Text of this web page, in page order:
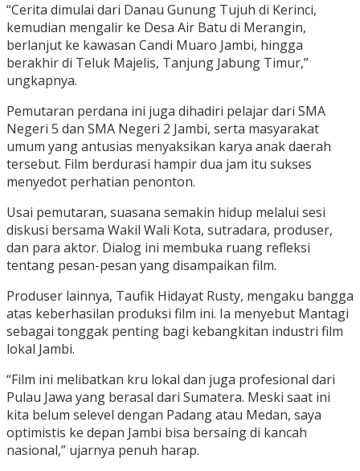
“Cerita dimulai dari Danau Gunung Tujuh di Kerinci,
kemudian mengalir ke Desa Air Batu di Merangin,
berlanjut ke kawasan Candi Muaro Jambi, hingga
berakhir di Teluk Majelis, Tanjung Jabung Timur,”
ungkapnya.
Pemutaran perdana ini juga dihadiri pelajar dari SMA
Negeri 5 dan SMA Negeri 2 Jambi, serta masyarakat
umum yang antusias menyaksikan karya anak daerah
tersebut. Film berdurasi hampir dua jam itu sukses
menyedot perhatian penonton.
Usai pemutaran, suasana semakin hidup melalui sesi
diskusi bersama Wakil Wali Kota, sutradara, produser,
dan para aktor. Dialog ini membuka ruang refleksi
tentang pesan-pesan yang disampaikan film.
Produser lainnya, Taufik Hidayat Rusty, mengaku bangga
atas keberhasilan produksi film ini. Ia menyebut Mantagi
sebagai tonggak penting bagi kebangkitan industri film
lokal Jambi.
“Film ini melibatkan kru lokal dan juga profesional dari
Pulau Jawa yang berasal dari Sumatera. Meski saat ini
kita belum selevel dengan Padang atau Medan, saya
optimistis ke depan Jambi bisa bersaing di kancah
nasional,” ujarnya penuh harap.